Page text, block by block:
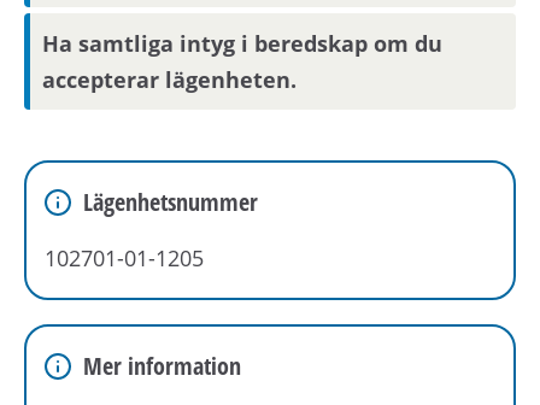
Kylfacket är ett nyproducerat kvarter i ett av
Stockholms mest spännande
utvecklingsområden. Här växer en levande
stadsdel fram där bostäder, kontor, handel och
att bo och leva på. Med tunnelbana, tvärbana
och bussar runt hörnet samt Globenområdet på
service och grönska, ett stadsliv med omtanke,
komfort och kvalitet!
Ha samtliga intyg i beredskap om du
accepterar lägenheten.
Lägenhetsnummer
102701-01-1205
Mer information